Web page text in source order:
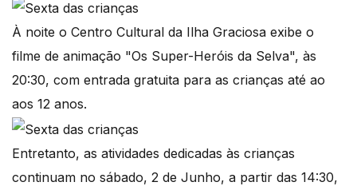
À noite o Centro Cultural da Ilha Graciosa exibe o
filme de animação "Os Super-Heróis da Selva", às
20:30, com entrada gratuita para as crianças até ao
aos 12 anos.
Entretanto, as atividades dedicadas às crianças
continuam no sábado, 2 de Junho, a partir das 14:30,